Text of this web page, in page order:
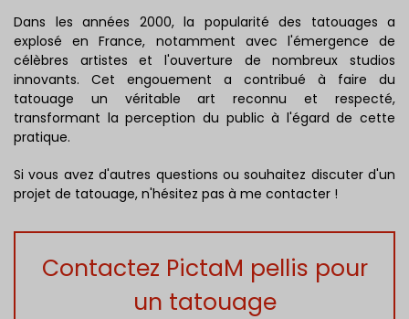
Dans les années 2000, la popularité des tatouages a
explosé en France, notamment avec l'émergence de
célèbres artistes et l'ouverture de nombreux studios
innovants. Cet engouement a contribué à faire du
tatouage un véritable art reconnu et respecté,
transformant la perception du public à l'égard de cette
pratique.
Si vous avez d'autres questions ou souhaitez discuter d'un
projet de tatouage, n'hésitez pas à me contacter !
Contactez PictaM pellis pour
un tatouage